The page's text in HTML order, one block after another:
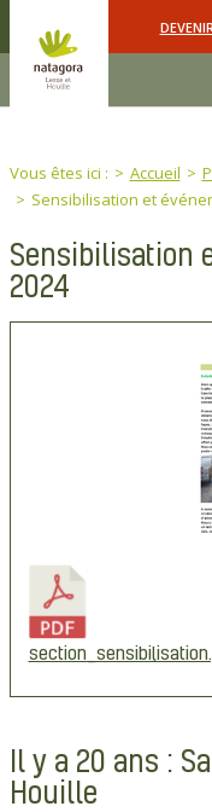
You are here:
Vous êtes ici : Accueil
Sensibilisation et
Sensibilisation
2024
Il y a 20 ans :
Houille